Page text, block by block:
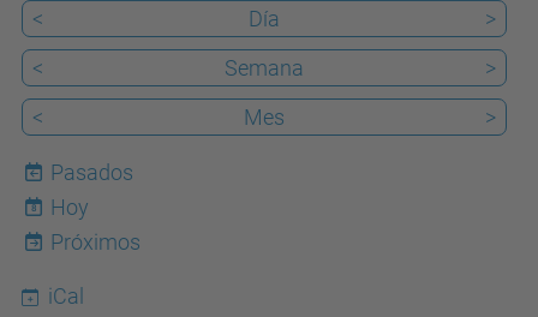
< Día
>
<
Semana
>
<
Mes >
Pasados
8
Hoy
Próximos
iCal